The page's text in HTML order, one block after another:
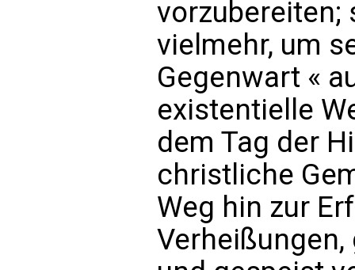
vorzubereiten;
vielmehr, um
Gegenwart «
existentielle
dem Tag der
christliche
Weg hin zur